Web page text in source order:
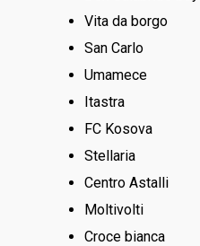
Vita da borgo
San Carlo
Umamece
Itastra
FC Kosova
Stellaria
Centro Astalli
Moltivolti
Croce bianca